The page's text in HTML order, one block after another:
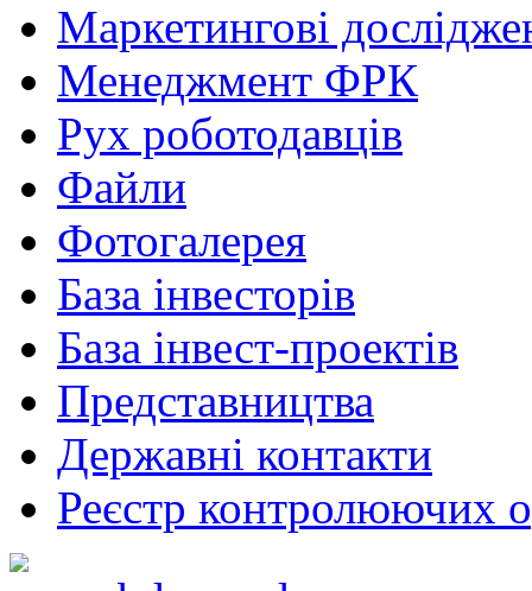
Маркетингові
Менеджмент ФРК
Рух роботодавців
Файли
Фотогалерея
База інвесторів
База інвест-проектів
Представництва
Державні контакти
Реєстр контролюючих